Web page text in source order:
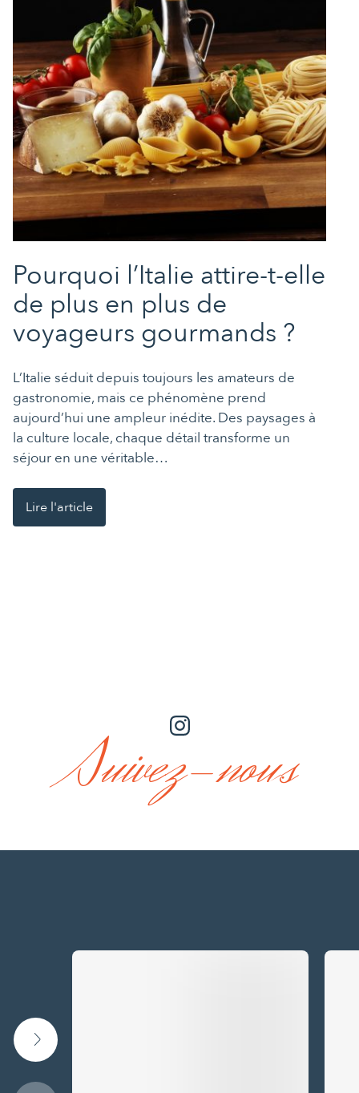
Pourquoi l’Italie attire-t-elle
de plus en plus de
voyageurs gourmands ?
L’Italie séduit depuis toujours les amateurs de
gastronomie, mais ce phénomène prend
aujourd’hui une ampleur inédite. Des paysages à
la culture locale, chaque détail transforme un
séjour en une véritable…
Lire l'article
Suivez-nous